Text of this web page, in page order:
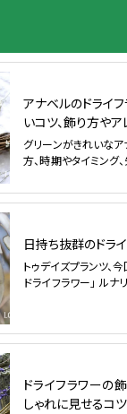
アナベルのドライ
いコツ、飾り方やア
グリーンがきれいな
方、時期やタイミング
日持ち抜群のドラ
トゥデイズプランツ、
ドライフラワー」 ル
ドライフラワーの
しゃれに見せるコツ